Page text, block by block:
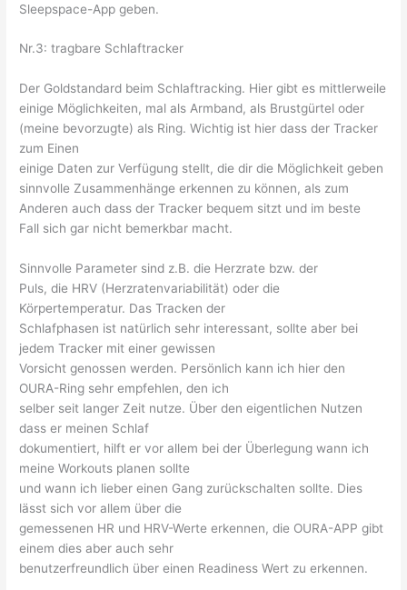
Sleepspace-App geben.
Nr.3: tragbare Schlaftracker
Der Goldstandard beim Schlaftracking. Hier gibt es mittlerweile
einige Möglichkeiten, mal als Armband, als Brustgürtel oder
(meine bevorzugte) als Ring. Wichtig ist hier dass der Tracker
zum Einen
einige Daten zur Verfügung stellt, die dir die Möglichkeit geben
sinnvolle Zusammenhänge erkennen zu können, als zum
Anderen auch dass der Tracker bequem sitzt und im beste
Fall sich gar nicht bemerkbar macht.
Sinnvolle Parameter sind z.B. die Herzrate bzw. der
Puls, die HRV (Herzratenvariabilität) oder die
Körpertemperatur. Das Tracken der
Schlafphasen ist natürlich sehr interessant, sollte aber bei
jedem Tracker mit einer gewissen
Vorsicht genossen werden. Persönlich kann ich hier den
OURA-Ring sehr empfehlen, den ich
selber seit langer Zeit nutze. Über den eigentlichen Nutzen
dass er meinen Schlaf
dokumentiert, hilft er vor allem bei der Überlegung wann ich
meine Workouts planen sollte
und wann ich lieber einen Gang zurückschalten sollte. Dies
lässt sich vor allem über die
gemessenen HR und HRV-Werte erkennen, die OURA-APP gibt
einem dies aber auch sehr
benutzerfreundlich über einen Readiness Wert zu erkennen.